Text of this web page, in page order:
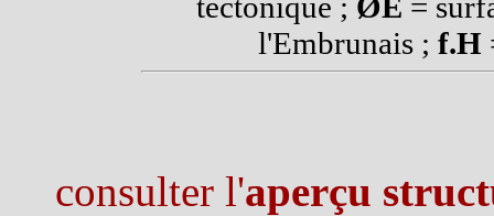
l'Embrunais ; f.H
consulter l'aperçu